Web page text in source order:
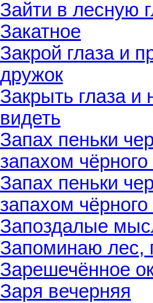
Зайти в лесную
Закатное
Закрой глаза и
дружок
Закрыть глаза и
видеть
Запах пеньки
запахом
Запах пеньки
запахом
Запоздалые
Запоминаю лес,
Зарешечённое
Заря вечерняя